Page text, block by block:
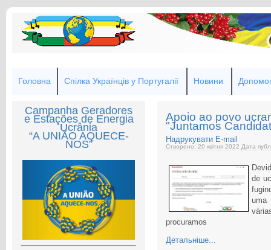
Головна Спілка Українців у Португалії Новини
Campanha Geradores
e Estações de Energia
Ucrânia
“A UNIÃO AQUECE-
NOS”
Apoio ao povo
"Juntamos
Надрукувати E-mail
Створено: 20 квітня 2022 Дата
de
uma
procuramos
Детальніше...